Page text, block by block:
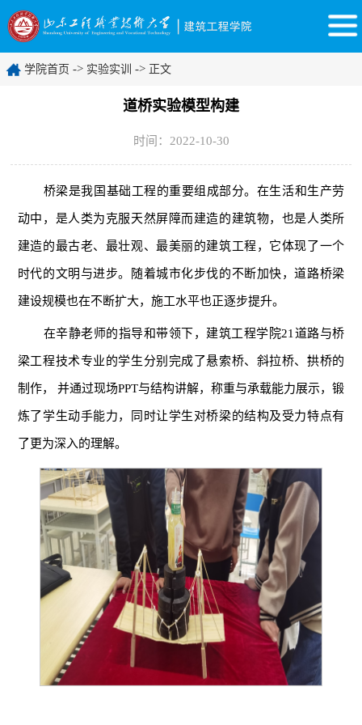
学院首页 -> 实验实训 -> 正文
道桥实验模型构建
时间：2022-10-30
桥梁是我国基础工程的重要组成部分。在生活和生产劳
动中，是人类为克服天然屏障而建造的建筑物，也是人类所
建造的最古老、最壮观、最美丽的建筑工程，它体现了一个
时代的文明与进步。随着城市化步伐的不断加快，道路桥梁
建设规模也在不断扩大，施工水平也正逐步提升。
在辛静老师的指导和带领下，建筑工程学院21道路与桥
梁工程技术专业的学生分别完成了悬索桥、斜拉桥、拱桥的
制作， 并通过现场PPT与结构讲解，称重与承载能力展示，锻
炼了学生动手能力，同时让学生对桥梁的结构及受力特点有
了更为深入的理解。